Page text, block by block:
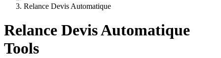
Relance Devis Automatique
Relance Devis Automatique
Tools